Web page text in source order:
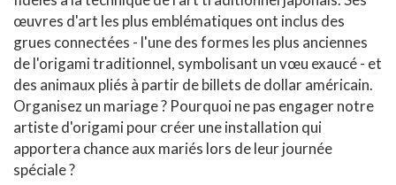
œuvres d'art les plus emblématiques ont inclus des
grues connectées - l'une des formes les plus anciennes
de l'origami traditionnel, symbolisant un vœu exaucé - et
des animaux pliés à partir de billets de dollar américain.
Organisez un mariage ? Pourquoi ne pas engager notre
artiste d'origami pour créer une installation qui
apportera chance aux mariés lors de leur journée
spéciale ?